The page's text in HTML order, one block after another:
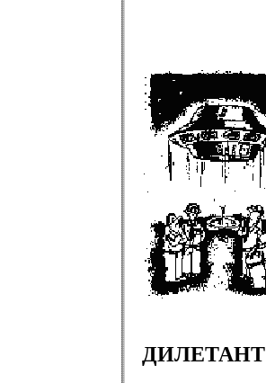
ДИЛЕТАНТ